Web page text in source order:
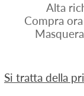
Alta
Compra
Si tratta della